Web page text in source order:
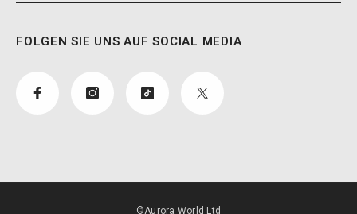
FOLGEN SIE UNS AUF SOCIAL MEDIA
©Aurora World Ltd